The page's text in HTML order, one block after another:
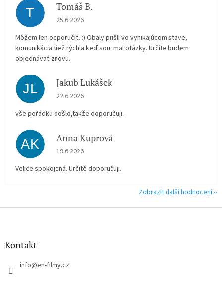
T Tomáš B.
Hodnocení obchodu je 5 z 5 hvězdiček.
25.6.2026
Môžem len odporučiť. :) Obaly prišli vo vynikajúcom stave,
komunikácia tiež rýchla keď som mal otázky. Určite budem
objednávať znovu.
JL Jakub Lukášek
Hodnocení obchodu je 5 z 5 hvězdiček.
22.6.2026
vše pořádku došlo,takže doporučuji.
AK Anna Kuprová
Hodnocení obchodu je 5 z 5 hvězdiček.
19.6.2026
Velice spokojená. Určitě doporučuji.
Zobrazit další hodnocení
Z
Kontakt
info@en-filmy.cz